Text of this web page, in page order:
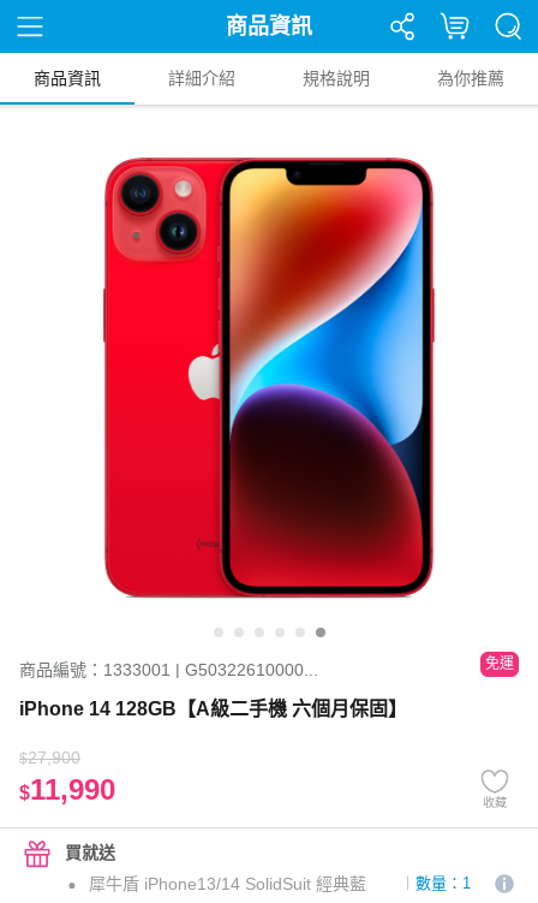
商品資訊
商品資訊 詳細介紹 規格說明 為你推薦
商品編號：1333001 | G50322610000... 免運
iPhone 14 128GB【A級二手機 六個月保固】
$27,900
$11,990 收藏
買就送
犀牛盾 iPhone13/14 SolidSuit 經典藍
數量：1